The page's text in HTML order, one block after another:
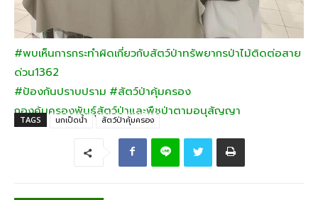
#พบเห็นการกระทำผิดเกี่ยวกับสัตว์ป่าทรัพยากรป่าไม้ติดต่อสาย
ด่วน1362
#ป้องกันปราบปราม #สัตว์ป่าคุ้มครอง
กองคุ้มครองพันธุ์สัตว์ป่าและพืชป่าตามอนุสัญญา
TAGS นกเป็ดน้ำ สัตว์ป่าคุ้มครอง